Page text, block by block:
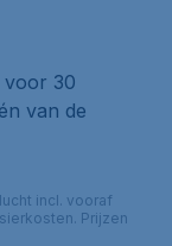
voor 30
van de
incl. vooraf
Prijzen